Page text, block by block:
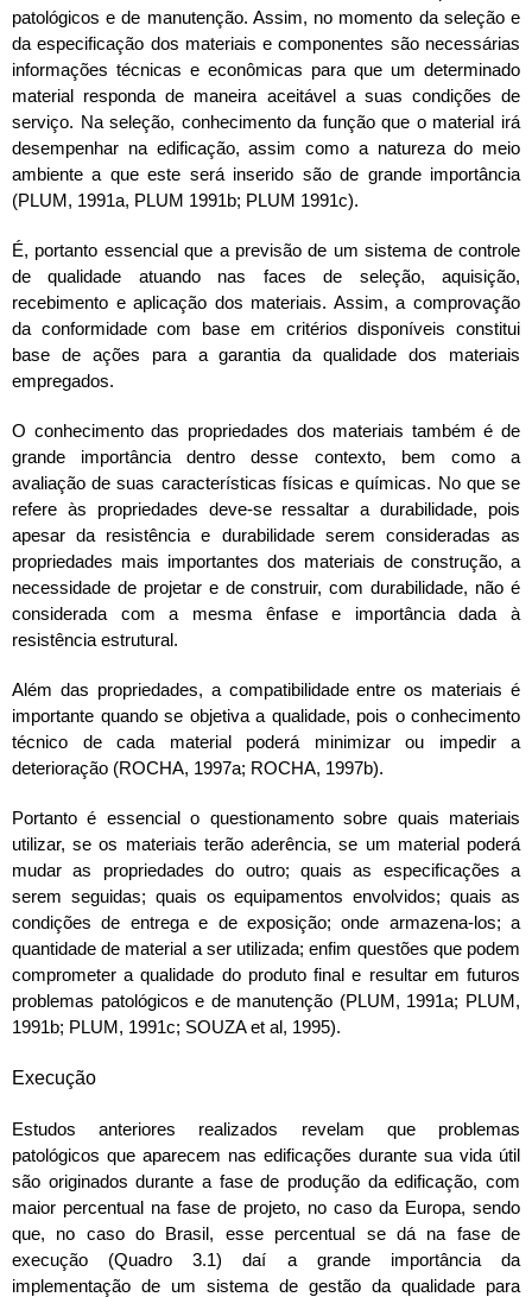
patológicos e de manutenção. Assim, no momento da seleção e
da especificação dos materiais e componentes são necessárias
informações técnicas e econômicas para que um determinado
material responda de maneira aceitável a suas condições de
serviço. Na seleção, conhecimento da função que o material irá
desempenhar na edificação, assim como a natureza do meio
ambiente a que este será inserido são de grande importância
(PLUM, 1991a, PLUM 1991b; PLUM 1991c).
É, portanto essencial que a previsão de um sistema de controle
de qualidade atuando nas faces de seleção, aquisição,
recebimento e aplicação dos materiais. Assim, a comprovação
da conformidade com base em critérios disponíveis constitui
base de ações para a garantia da qualidade dos materiais
empregados.
O conhecimento das propriedades dos materiais também é de
grande importância dentro desse contexto, bem como a
avaliação de suas características físicas e químicas. No que se
refere às propriedades deve-se ressaltar a durabilidade, pois
apesar da resistência e durabilidade serem consideradas as
propriedades mais importantes dos materiais de construção, a
necessidade de projetar e de construir, com durabilidade, não é
considerada com a mesma ênfase e importância dada à
resistência estrutural.
Além das propriedades, a compatibilidade entre os materiais é
importante quando se objetiva a qualidade, pois o conhecimento
técnico de cada material poderá minimizar ou impedir a
deterioração (ROCHA, 1997a; ROCHA, 1997b).
Portanto é essencial o questionamento sobre quais materiais
utilizar, se os materiais terão aderência, se um material poderá
mudar as propriedades do outro; quais as especificações a
serem seguidas; quais os equipamentos envolvidos; quais as
condições de entrega e de exposição; onde armazena-los; a
quantidade de material a ser utilizada; enfim questões que podem
comprometer a qualidade do produto final e resultar em futuros
problemas patológicos e de manutenção (PLUM, 1991a; PLUM,
1991b; PLUM, 1991c; SOUZA et al, 1995).
Execução
Estudos anteriores realizados revelam que problemas
patológicos que aparecem nas edificações durante sua vida útil
são originados durante a fase de produção da edificação, com
maior percentual na fase de projeto, no caso da Europa, sendo
que, no caso do Brasil, esse percentual se dá na fase de
execução (Quadro 3.1) daí a grande importância da
implementação de um sistema de gestão da qualidade para